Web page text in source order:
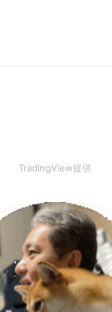
TradingView提供